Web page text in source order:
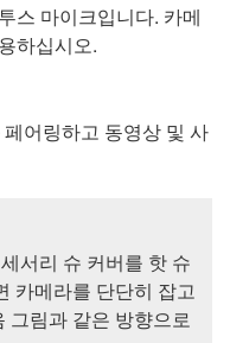
스 마이크입니다. 카메
하십시오.
어링하고 동영상 및 사
서리 슈 커버를 핫 슈
카메라를 단단히 잡고
그림과 같은 방향으로